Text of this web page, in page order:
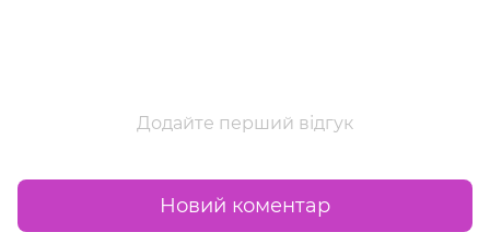
Додайте перший відгук
Новий коментар